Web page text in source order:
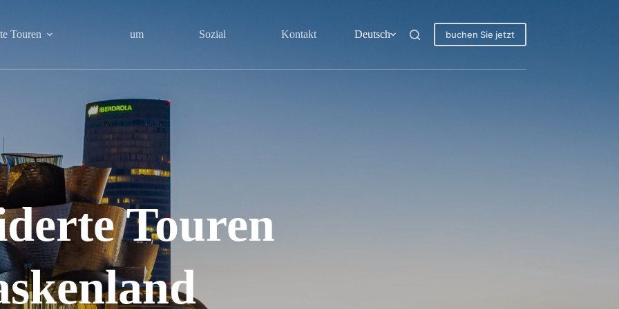
Touren um Sozial Kontakt Deutsch buchen Sie jetzt
Touren